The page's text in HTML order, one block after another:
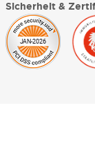
Sicherheit &